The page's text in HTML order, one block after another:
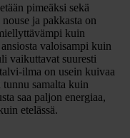
pimeäksi sekä
ja pakkasta on
kuin
valoisampi kuin
vaikuttavat suuresti
ilma on usein kuivaa
samalta kuin
saa paljon energiaa,
etelässä.